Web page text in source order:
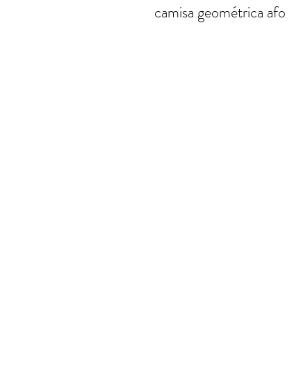
camisa geométrica afo